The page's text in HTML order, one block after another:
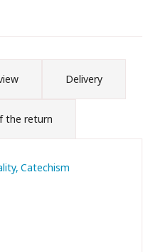
Delivery
the return
Catechism